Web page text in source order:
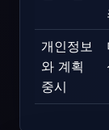
개인정보
와 계획
중시